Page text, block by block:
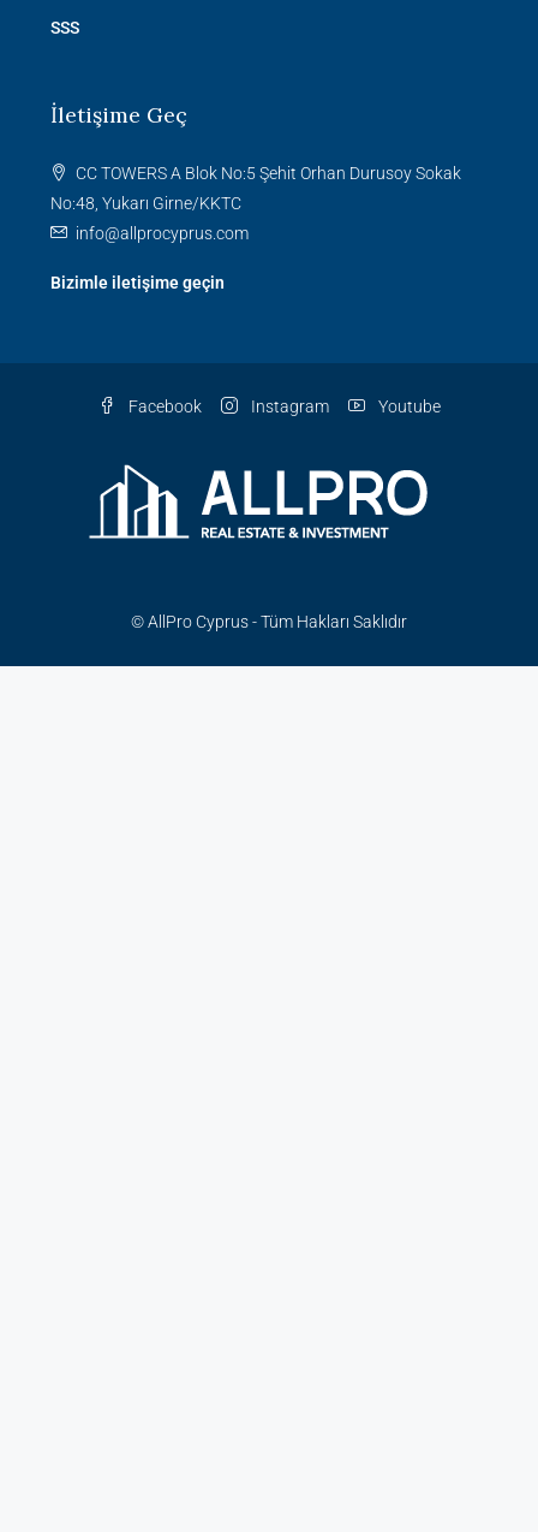
SSS
İletişime Geç
CC TOWERS A Blok No:5 Şehit Orhan Durusoy Sokak
No:48, Yukarı Girne/KKTC
info@allprocyprus.com
Bizimle iletişime geçin
Facebook Instagram Youtube
© AllPro Cyprus - Tüm Hakları Saklıdır